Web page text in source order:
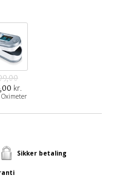
kr.
Oximeter
Sikker betaling